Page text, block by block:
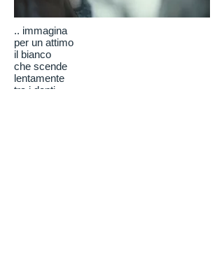
.. immagina
per un attimo
il bianco
che scende
lentamente
tra i denti